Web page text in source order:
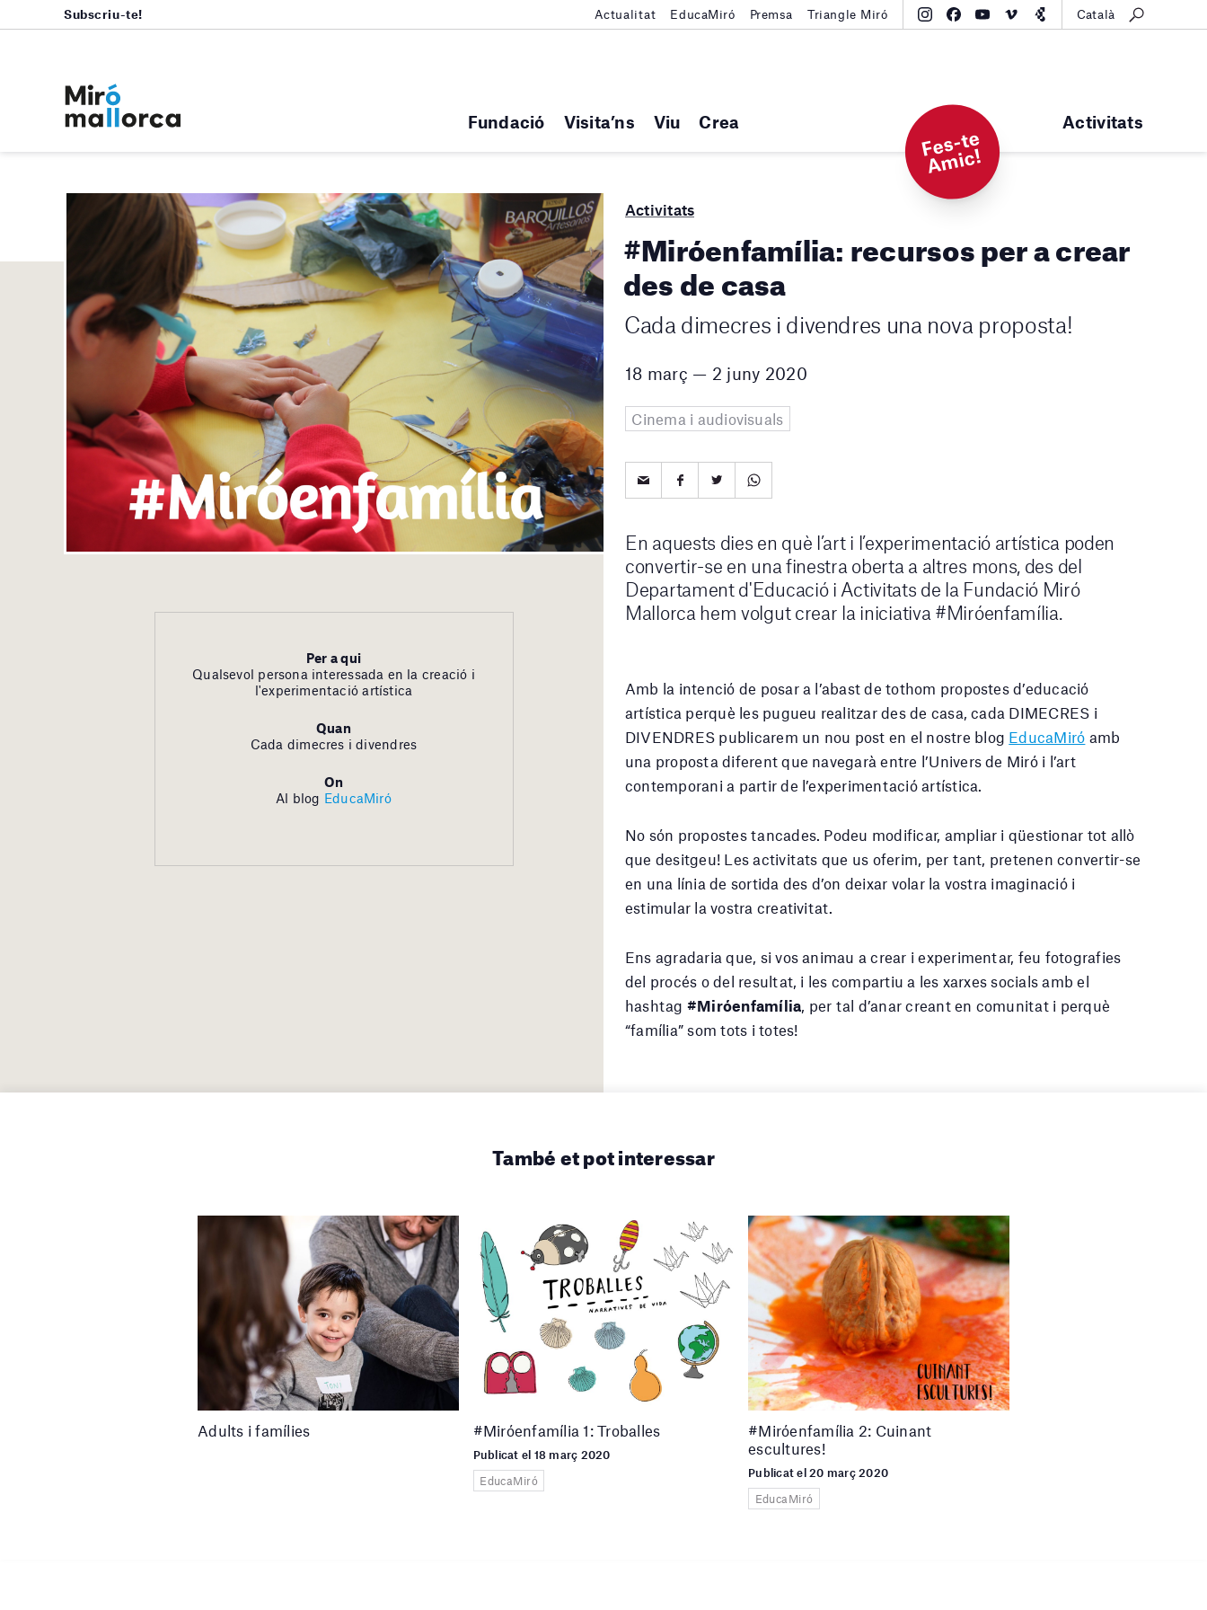
Fundació Visita’ns Viu Crea Activitats
Subscriu-te! Actualitat EducaMiró Premsa Triangle Miró Català
F
e
s-t
e
A
mi
c!
Per a qui
Qualsevol persona interessada en la creació i
l'experimentació artística
Quan
Cada dimecres i divendres
On
Al blog EducaMiró
Activitats
#Miróenfamília: recursos per a crear
des de casa
Cada dimecres i divendres una nova proposta!
18 març — 2 juny 2020
Cinema i audiovisuals
En aquests dies en què l’art i l’experimentació artística poden
convertir-se en una finestra oberta a altres mons, des del
Departament d'Educació i Activitats de la Fundació Miró
Mallorca hem volgut crear la iniciativa #Miróenfamília.
Amb la intenció de posar a l’abast de tothom propostes d’educació
artística perquè les pugueu realitzar des de casa, cada DIMECRES i
DIVENDRES publicarem un nou post en el nostre blog EducaMiró amb
una proposta diferent que navegarà entre l’Univers de Miró i l’art
contemporani a partir de l’experimentació artística.
No són propostes tancades. Podeu modificar, ampliar i qüestionar tot allò
que desitgeu! Les activitats que us oferim, per tant, pretenen convertir-se
en una línia de sortida des d’on deixar volar la vostra imaginació i
estimular la vostra creativitat.
Ens agradaria que, si vos animau a crear i experimentar, feu fotografies
del procés o del resultat, i les compartiu a les xarxes socials amb el
hashtag #Miróenfamília , per tal d’anar creant en comunitat i perquè
“família” som tots i totes!
També et pot interessar
Adults i famílies #Miróenfamília 1: Troballes
Publicat el 18 març 2020
EducaMiró
#Miróenfamília 2: Cuinant
escultures!
Publicat el 20 març 2020
EducaMiró